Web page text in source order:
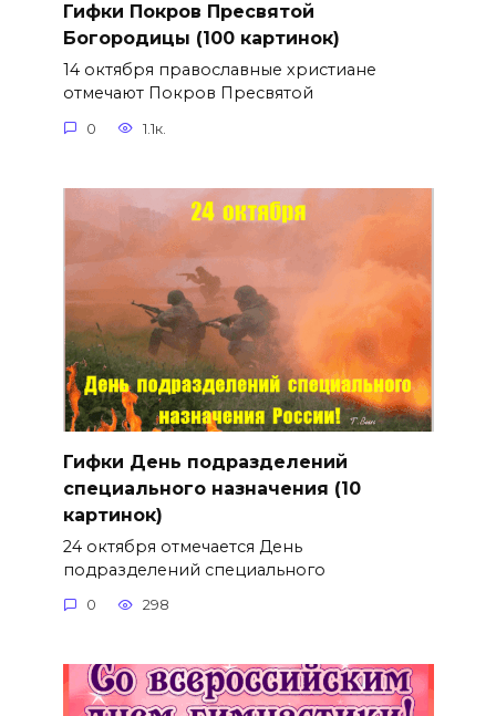
Гифки Покров Пресвятой
Богородицы (100 картинок)
14 октября православные христиане
отмечают Покров Пресвятой
0 1.1к.
Гифки День подразделений
специального назначения (10
картинок)
24 октября отмечается День
подразделений специального
0 298